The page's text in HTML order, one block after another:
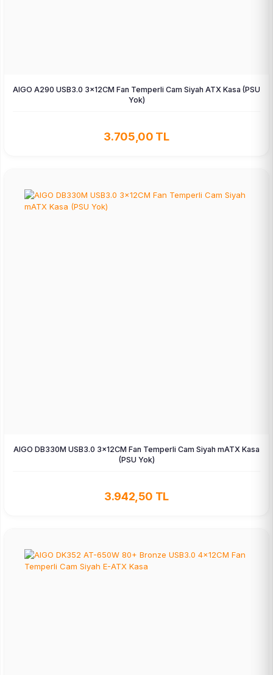
AIGO A290 USB3.0 3×12CM Fan Temperli Cam Siyah ATX Kasa (PSU
Yok)
3.705,00 TL
AIGO DB330M USB3.0 3×12CM Fan Temperli Cam Siyah mATX Kasa
(PSU Yok)
3.942,50 TL